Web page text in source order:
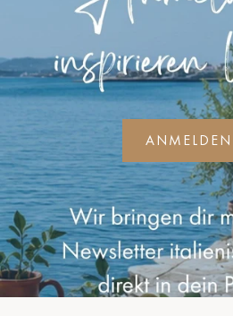
Leipzig
Lindau
Münster
Oldenburg
Potsdam
Rostock
ANMELDEN